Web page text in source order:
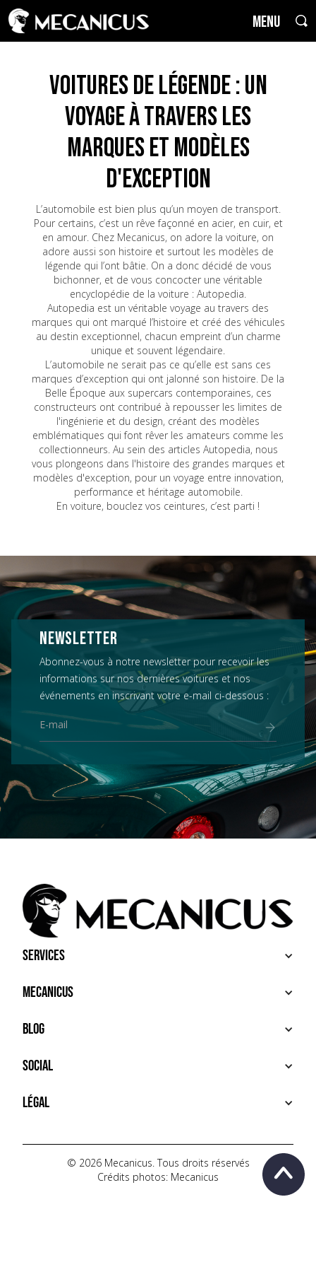
MENU
Voitures de Légende : un
voyage à travers les
marques et modèles
d'exception
L’automobile est bien plus qu’un moyen de transport.
Pour certains, c’est un rêve façonné en acier, en cuir, et
en amour. Chez Mecanicus, on adore la voiture, on
adore aussi son histoire et surtout les modèles de
légende qui l’ont bâtie. On a donc décidé de vous
bichonner, et de vous concocter une véritable
encyclopédie de la voiture : Autopedia.
Autopedia est un véritable voyage au travers des
marques qui ont marqué l’histoire et créé des véhicules
au destin exceptionnel, chacun empreint d’un charme
unique et souvent légendaire.
L’automobile ne serait pas ce qu’elle est sans ces
marques d’exception qui ont jalonné son histoire. De la
Belle Époque aux supercars contemporaines, ces
constructeurs ont contribué à repousser les limites de
l'ingénierie et du design, créant des modèles
emblématiques qui font rêver les amateurs comme les
collectionneurs. Au sein des articles Autopedia, nous
vous plongeons dans l'histoire des grandes marques et
modèles d'exception, pour un voyage entre innovation,
performance et héritage automobile.
En voiture, bouclez vos ceintures, c’est parti !
NEWSLETTER
Abonnez-vous à notre newsletter pour recevoir les
informations sur nos dernières voitures et nos
événements en inscrivant votre e-mail ci-dessous :
Services
ACHETER
VENDRE
SERVICES PREMIUM
Mecanicus
À PROPOS
HOUSE MECANICUS
CONTACT
Blog
NEWS
VIDÉOS
AUTOPÉDIA
Social
INSTAGRAM
TIKTOK
YOUTUBE
Légal
POLITIQUE DE CONFIDENTIALITÉ
© 2026 Mecanicus. Tous droits réservés
Crédits photos: Mecanicus